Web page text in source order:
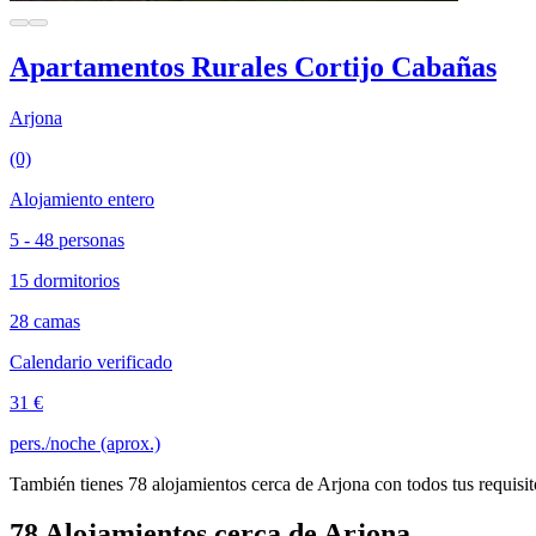
Apartamentos Rurales Cortijo Cabañas
Arjona
(0)
Alojamiento entero
5 - 48 personas
15 dormitorios
28 camas
Calendario verificado
31 €
pers./noche (aprox.)
También tienes 78 alojamientos cerca de Arjona con todos tus